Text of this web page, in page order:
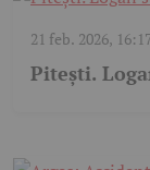
21 feb. 2026,
Pitești.